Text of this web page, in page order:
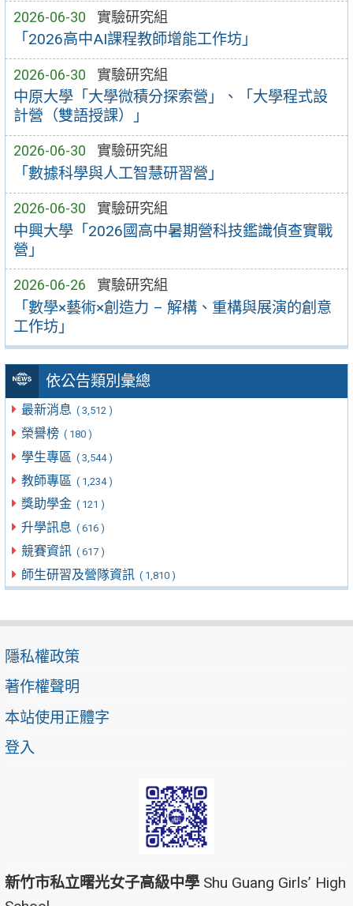
2026-06-30 實驗研究組
「2026高中AI課程教師增能工作坊」
2026-06-30 實驗研究組
中原大學「大學微積分探索營」、「大學程式設
計營（雙語授課）」
2026-06-30 實驗研究組
「數據科學與人工智慧研習營」
2026-06-30 實驗研究組
中興大學「2026國高中暑期營科技鑑識偵查實戰
營」
2026-06-26 實驗研究組
「數學×藝術×創造力 – 解構、重構與展演的創意
工作坊」
依公告類別彙總
最新消息 ( 3,512 )
榮譽榜 ( 180 )
學生專區 ( 3,544 )
教師專區 ( 1,234 )
獎助學金 ( 121 )
升學訊息 ( 616 )
競賽資訊 ( 617 )
師生研習及營隊資訊 ( 1,810 )
隱私權政策
著作權聲明
本站使用正體字
登入
新竹市私立曙光女子高級中學 Shu Guang Girls’ High